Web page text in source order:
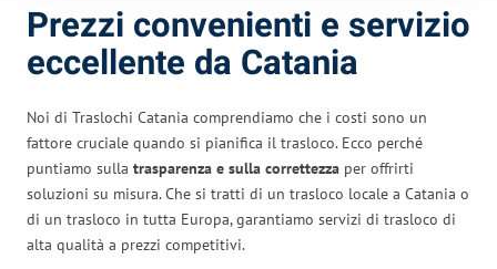
Prezzi convenienti e servizio
eccellente da Catania
Noi di Traslochi Catania comprendiamo che i costi sono un
fattore cruciale quando si pianifica il trasloco. Ecco perché
puntiamo sulla trasparenza e sulla correttezza per offrirti
soluzioni su misura. Che si tratti di un trasloco locale a Catania o
di un trasloco in tutta Europa, garantiamo servizi di trasloco di
alta qualità a prezzi competitivi.